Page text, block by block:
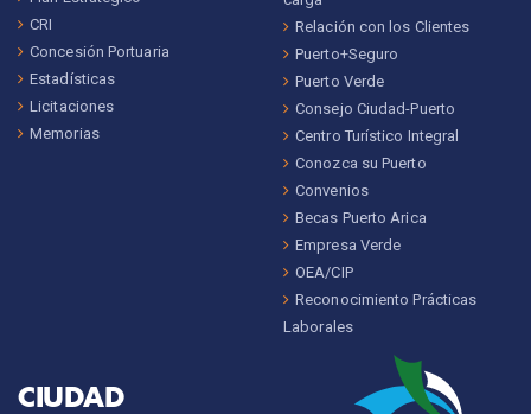
CRI
Concesión Portuaria
Estadísticas
Licitaciones
Memorias
Relación con los Clientes
Puerto+Seguro
Puerto Verde
Consejo Ciudad-Puerto
Centro Turístico Integral
Conozca su Puerto
Convenios
Becas Puerto Arica
Empresa Verde
OEA/CIP
Reconocimiento Prácticas
Laborales
CIUDAD